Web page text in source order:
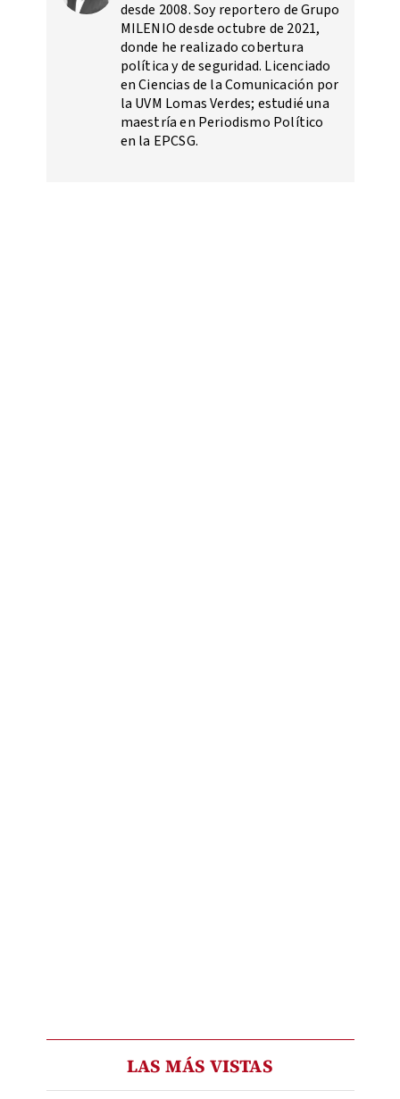
desde 2008. Soy reportero de Grupo
MILENIO desde octubre de 2021,
donde he realizado cobertura
política y de seguridad. Licenciado
en Ciencias de la Comunicación por
la UVM Lomas Verdes; estudié una
maestría en Periodismo Político
en la EPCSG.
LAS MÁS VISTAS